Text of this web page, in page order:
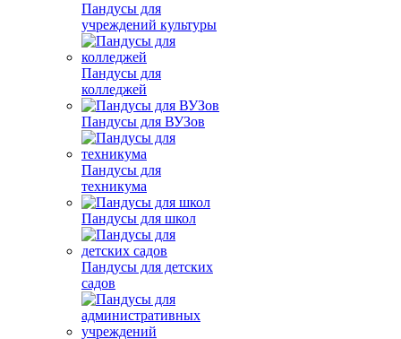
Пандусы для
учреждений культуры
Пандусы для
колледжей
Пандусы для ВУЗов
Пандусы для
техникума
Пандусы для школ
Пандусы для детских
садов